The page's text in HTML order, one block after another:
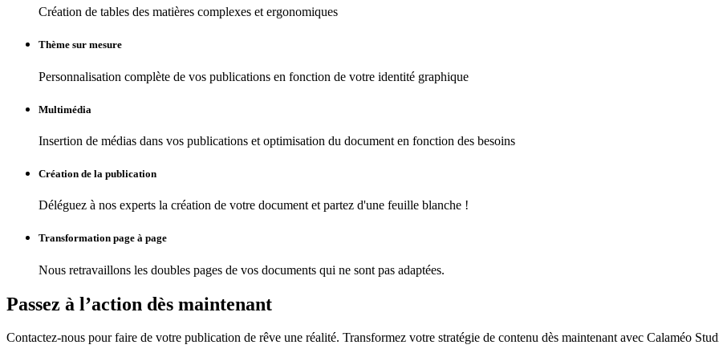
Création de tables des matières complexes et ergonomiques
Thème sur mesure
Personnalisation complète de vos publications en fonction de votre identité graphique
Multimédia
Insertion de médias dans vos publications et optimisation du document en fonction des besoins
Création de la publication
Déléguez à nos experts la création de votre document et partez d'une feuille blanche !
Transformation page à page
Nous retravaillons les doubles pages de vos documents qui ne sont pas adaptées.
Passez à l’action dès maintenant
Contactez-nous pour faire de votre publication de rêve une réalité. Transformez votre stratégie de contenu dès maintenant avec Calaméo